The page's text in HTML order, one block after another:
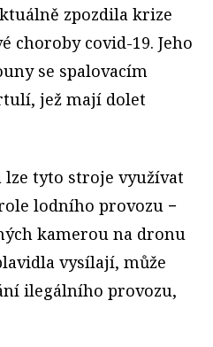
zpozdila krize
choroby covid-19. Jeho
se spalovacím
jež mají dolet
lze tyto stroje využívat
lodního provozu −
kamerou na dronu
vysílají, může
ilegálního provozu,